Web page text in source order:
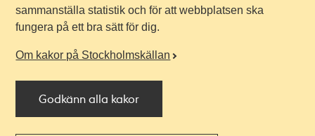
sammanställa statistik och för att webbplatsen ska
fungera på ett bra sätt för dig.
Om kakor på Stockholmskällan
Godkänn alla kakor